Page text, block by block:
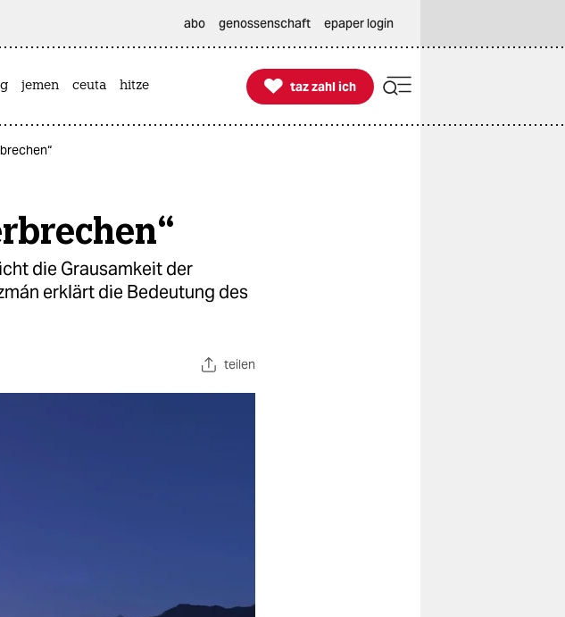
abo genossenschaft epaper login
jemen ceuta hitze 
taz zahl ich
taz zahl ich
die Grausamkeit der
erklärt die Bedeutung des
teilen